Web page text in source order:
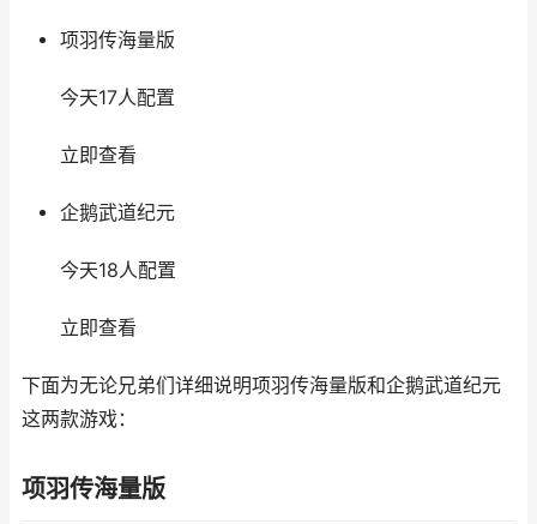
项羽传海量版
今天17人配置
立即查看
企鹅武道纪元
今天18人配置
立即查看
下面为无论兄弟们详细说明项羽传海量版和企鹅武道纪元
这两款游戏：
项羽传海量版